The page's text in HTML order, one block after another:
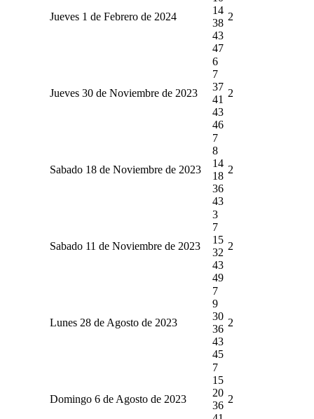
Jueves 1 de Febrero de 2024
14
38
43
47
2
Jueves 30 de Noviembre de 2023
6
7
37
41
43
46
2
Sabado 18 de Noviembre de 2023
7
8
14
18
36
43
2
Sabado 11 de Noviembre de 2023
3
7
15
32
43
49
2
Lunes 28 de Agosto de 2023
7
9
30
36
43
45
2
Domingo 6 de Agosto de 2023
7
15
20
36
2